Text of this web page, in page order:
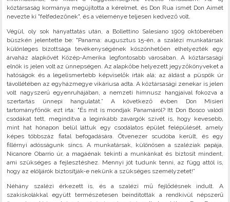
köztársaság kormánya megújította a kérelmet, és Don Rua ismét Don Aimét
nevezte ki "felfedezőnek", és a véleménye teljesen kedvező volt.
Végül, oly sok hányattatás után, a Bollettino Salesiano 1909 októberében
büszkén jelentette be: "Panama: augusztus 15-én, a szalézi munkatársak
különleges bizottsága tevékenységének köszönhetően elhelyezték egy
árvaház alapkövét Közép-Amerika legfontosabb városában. A köztársasági
elnök is jelen volt az ünnepségen. Az alapkőbe helyezett jegyzőkönyveket a
hatóságok és a legelismertebb képviselők írták alá; az áldást a püspök úr
távollétében az egyházmegye vikáriusa adta. A köztársasági zenekar is jelen
volt nagyszerű egyenruhájában, a nemzeti himnusz hangjaival fokozva a
szertartás ünnepi hangulatát.” A következő évben Don Misieri
tartományfőnök ezt írta: "És mit is mondjak Panamáról? Itt Don Bosco valódi
csodákat tett, megindítva a leginkább zavargók szívét is, hogy kevesebb,
mint hat hónapon belül láttuk egy csodálatos épület felépülését, amely
képes többszáz fiatal befogadására. Ötvenezer scudóba került, és egy
fillérnyi adósságunk sincs. A munkatársak, különösen a szaléziak papája,
Nicanore Obarrio úr, a magáénak tekinti a munkánkat és biztosít mindent,
ami szükséges a fejlesztéshez. Mennyi jót tudunk tenni, az függ attól is,
hogy az elöljárók biztosítják-e nekünk a szükséges személyzetet!”
Néhány szalézi érkezett is, és a szalézi mű fejlődésnek indult. A
szakiskolákkal együtt természetesen beindították a rendkívül népszerű